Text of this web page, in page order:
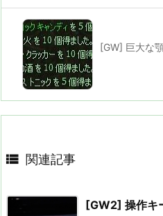
[GW] 巨大な
 関連記事
[GW2] 操作キ